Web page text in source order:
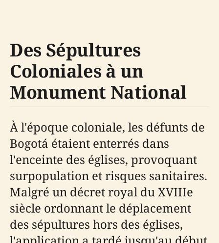
Des Sépultures
Coloniales à un
Monument National
À l'époque coloniale, les défunts de
Bogotá étaient enterrés dans
l'enceinte des églises, provoquant
surpopulation et risques sanitaires.
Malgré un décret royal du XVIIIe
siècle ordonnant le déplacement
des sépultures hors des églises,